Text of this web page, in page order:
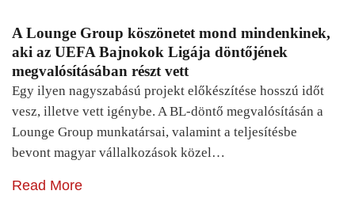
A Lounge Group köszönetet mond mindenkinek,
aki az UEFA Bajnokok Ligája döntőjének
megvalósításában részt vett
Egy ilyen nagyszabású projekt előkészítése hosszú időt
vesz, illetve vett igénybe. A BL-döntő megvalósításán a
Lounge Group munkatársai, valamint a teljesítésbe
bevont magyar vállalkozások közel…
Read More